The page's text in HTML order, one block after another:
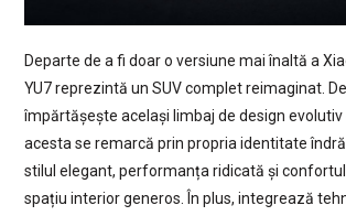
Departe de a fi doar o versiune mai înaltă a
YU7 reprezintă un SUV complet reimaginat.
împărtășește același limbaj de design evolutiv
acesta se remarcă prin propria identitate
stilul elegant, performanța ridicată și
spațiu interior generos. În plus, integrează